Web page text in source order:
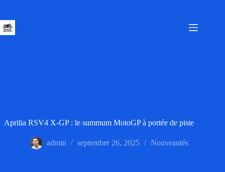
contenu
Aprilia RSV4 X-GP : le summum MotoGP à portée de piste
admin septembre 26, 2025 Nouveautés